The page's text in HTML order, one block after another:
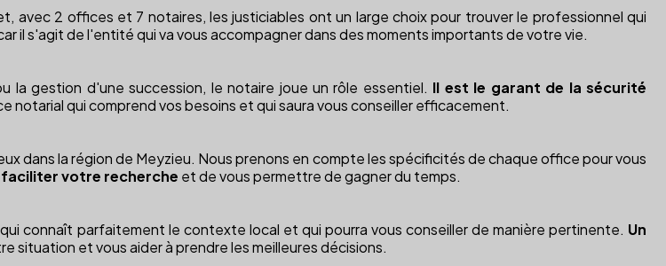
avec 2 offices et 7 notaires, les justiciables ont un large choix pour trouver le professionnel qui
il s'agit de l'entité qui va vous accompagner dans des moments importants de votre vie.
gestion d'une succession, le notaire joue un rôle essentiel. Il est le garant de la sécurité
qui comprend vos besoins et qui saura vous conseiller efficacement.
dans la région de Meyzieu. Nous prenons en compte les spécificités de chaque office pour vous
votre recherche et de vous permettre de gagner du temps.
connaît parfaitement le contexte local et qui pourra vous conseiller de manière pertinente. Un
situation et vous aider à prendre les meilleures décisions.